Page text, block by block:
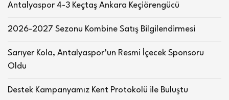
Antalyaspor 4-3 Keçtaş Ankara Keçiörengücü
2026-2027 Sezonu Kombine Satış Bilgilendirmesi
Sarıyer Kola, Antalyaspor’un Resmi İçecek Sponsoru
Oldu
Destek Kampanyamız Kent Protokolü ile Buluştu